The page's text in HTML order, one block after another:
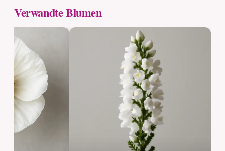
Verwandte Blumen